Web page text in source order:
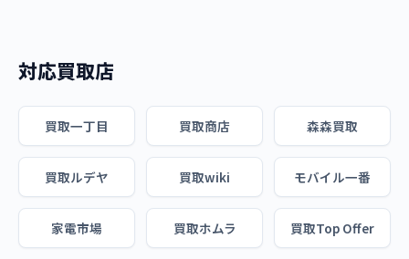
対応買取店
買取一丁目 買取商店 森森買取
買取ルデヤ 買取wiki モバイル一番
家電市場 買取ホムラ 買取Top Offer